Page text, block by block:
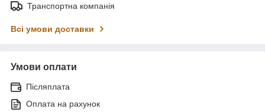
Транспортна компанія
Всі умови доставки
Умови оплати
Післяплата
Оплата на рахунок